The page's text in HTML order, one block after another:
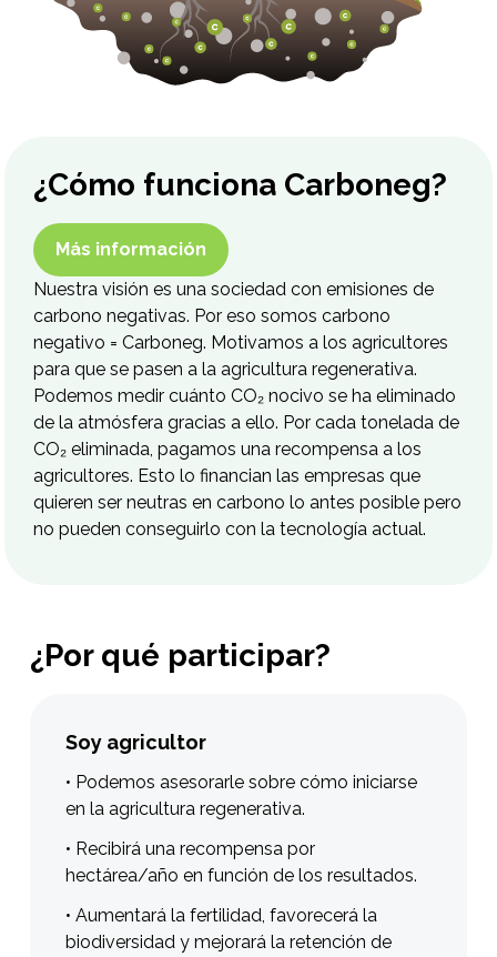
¿Cómo funciona Carboneg?
Más información
Nuestra visión es una sociedad con emisiones de
carbono negativas. Por eso somos carbono
negativo = Carboneg. Motivamos a los agricultores
para que se pasen a la agricultura regenerativa.
Podemos medir cuánto CO₂ nocivo se ha eliminado
de la atmósfera gracias a ello. Por cada tonelada de
CO₂ eliminada, pagamos una recompensa a los
agricultores. Esto lo financian las empresas que
quieren ser neutras en carbono lo antes posible pero
no pueden conseguirlo con la tecnología actual.
¿Por qué participar?
Soy agricultor
• Podemos asesorarle sobre cómo iniciarse
en la agricultura regenerativa.
• Recibirá una recompensa por
hectárea/año en función de los resultados.
• Aumentará la fertilidad, favorecerá la
biodiversidad y mejorará la retención de